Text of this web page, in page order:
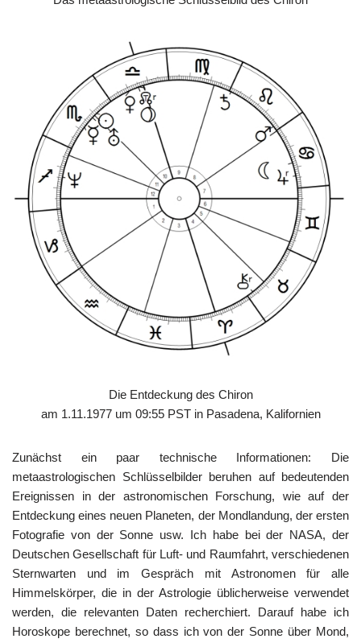
Die Entdeckung des Chiron
am 1.11.1977 um 09:55 PST in Pasadena, Kalifornien
Zunächst ein paar technische Informationen: Die
metaastrologischen Schlüsselbilder beruhen auf bedeutenden
Ereignissen in der astronomischen Forschung, wie auf der
Entdeckung eines neuen Planeten, der Mondlandung, der ersten
Fotografie von der Sonne usw. Ich habe bei der NASA, der
Deutschen Gesellschaft für Luft- und Raumfahrt, verschiedenen
Sternwarten und im Gespräch mit Astronomen für alle
Himmelskörper, die in der Astrologie üblicherweise verwendet
werden, die relevanten Daten recherchiert. Darauf habe ich
Horoskope berechnet, so dass ich von der Sonne über Mond,